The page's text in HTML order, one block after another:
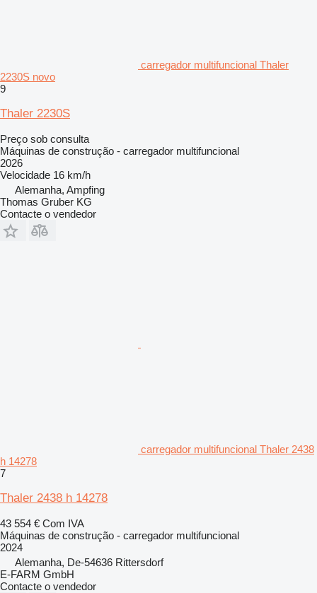
carregador multifuncional Thaler
2230S novo
9
Thaler 2230S
Preço sob consulta
Máquinas de construção - carregador multifuncional
2026
Velocidade 16 km/h
Alemanha, Ampfing
Thomas Gruber KG
Contacte o vendedor
carregador multifuncional Thaler 2438
h 14278
7
Thaler 2438 h 14278
43 554 € Com IVA
Máquinas de construção - carregador multifuncional
2024
Alemanha, De-54636 Rittersdorf
E-FARM GmbH
Contacte o vendedor